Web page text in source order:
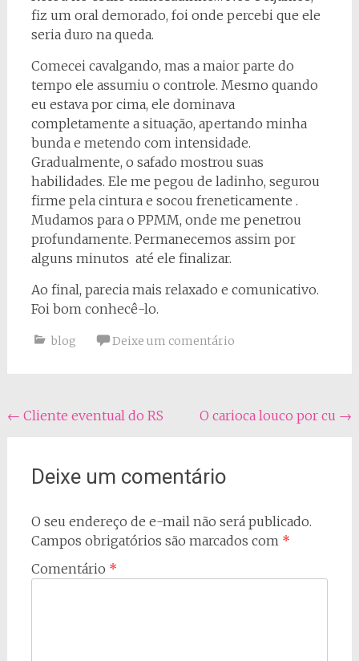
fiz um oral demorado, foi onde percebi que ele
seria duro na queda.
Comecei cavalgando, mas a maior parte do
tempo ele assumiu o controle. Mesmo quando
eu estava por cima, ele dominava
completamente a situação, apertando minha
bunda e metendo com intensidade.
Gradualmente, o safado mostrou suas
habilidades. Ele me pegou de ladinho, segurou
firme pela cintura e socou freneticamente .
Mudamos para o PPMM, onde me penetrou
profundamente. Permanecemos assim por
alguns minutos até ele finalizar.
Ao final, parecia mais relaxado e comunicativo.
Foi bom conhecê-lo.
blog Deixe um comentário
Navegação
post
← Cliente eventual do RS O carioca louco por cu →
Deixe um comentário
O seu endereço de e-mail não será publicado.
Campos obrigatórios são marcados com *
Comentário *